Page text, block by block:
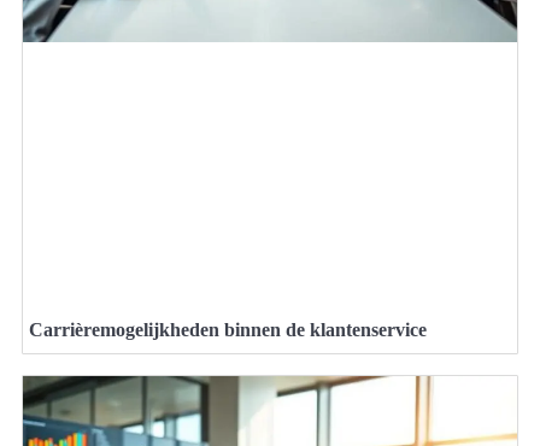
Carrièremogelijkheden binnen de klantenservice